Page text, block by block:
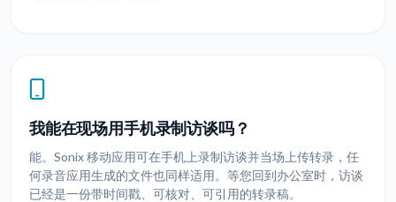
我能在现场用手机录制访谈吗？
能。Sonix 移动应用可在手机上录制访谈并当场上传转录，任
何录音应用生成的文件也同样适用。等您回到办公室时，访谈
已经是一份带时间戳、可核对、可引用的转录稿。